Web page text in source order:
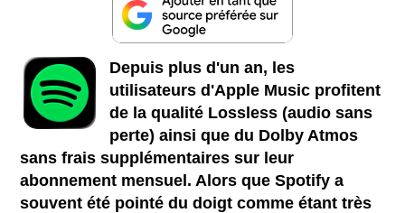
Depuis plus d'un an, les
utilisateurs d'Apple Music profitent
de la qualité Lossless (audio sans
perte) ainsi que du Dolby Atmos
sans frais supplémentaires sur leur
abonnement mensuel. Alors que Spotify a
souvent été pointé du doigt comme étant très